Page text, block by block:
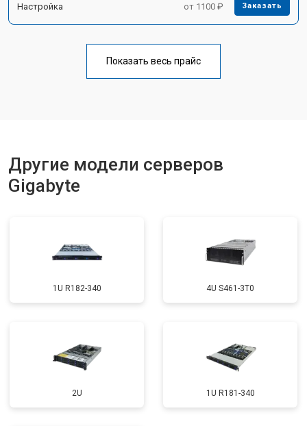
Настройка от 1100 ₽ Заказать
Показать весь прайс
Другие модели серверов
Gigabyte
1U R182-340 4U S461-3T0
2U 1U R181-340